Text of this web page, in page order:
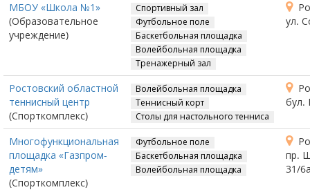
МБОУ «Школа №1»
(Образовательное
учреждение)
Спортивный зал
Футбольное поле
Баскетбольная площадка
Волейбольная площадка
Тренажерный зал
ул.
Ростовский областной
теннисный центр
(Спорткомплекс)
Волейбольная площадка
Теннисный корт
Столы для настольного тенниса
бул.
Многофункциональная
площадка «Газпром-
детям»
(Спорткомплекс)
Футбольное поле
Баскетбольная площадка
Волейбольная площадка
пр.
31/